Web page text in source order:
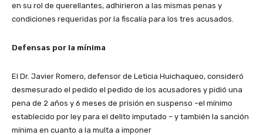
en su rol de querellantes, adhirieron a las mismas penas y
condiciones requeridas por la fiscalía para los tres acusados.
Defensas por la mínima
El Dr. Javier Romero, defensor de Leticia Huichaqueo, consideró
desmesurado el pedido el pedido de los acusadores y pidió una
pena de 2 años y 6 meses de prisión en suspenso –el mínimo
establecido por ley para el delito imputado – y también la sanción
mínima en cuanto a la multa a imponer